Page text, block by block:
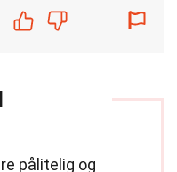
pålitelig og